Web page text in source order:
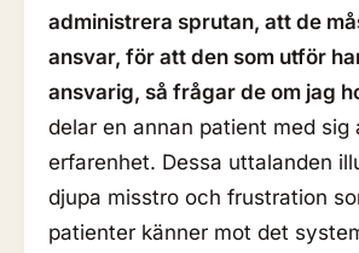
administrera sprutan, att de
ansvar, för att den som utför
ansvarig, så frågar de om jag
delar en annan patient med sig
erfarenhet. Dessa uttalanden
djupa misstro och frustration
patienter känner mot det